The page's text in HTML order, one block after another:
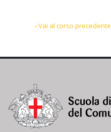
‹ Vai al corso precedente